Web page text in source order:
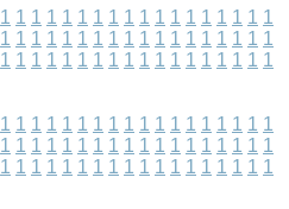
1 1 1 1 1 1 1 1 1 1 1 1 1 1 1 1 1 1
1 1 1 1 1 1 1 1 1 1 1 1 1 1 1 1 1 1
1 1 1 1 1 1 1 1 1 1 1 1 1 1 1 1 1 1
1 1 1 1 1 1 1 1 1 1 1 1 1 1 1 1 1 1
1 1 1 1 1 1 1 1 1 1 1 1 1 1 1 1 1 1
1 1 1 1 1 1 1 1 1 1 1 1 1 1 1 1 1 1